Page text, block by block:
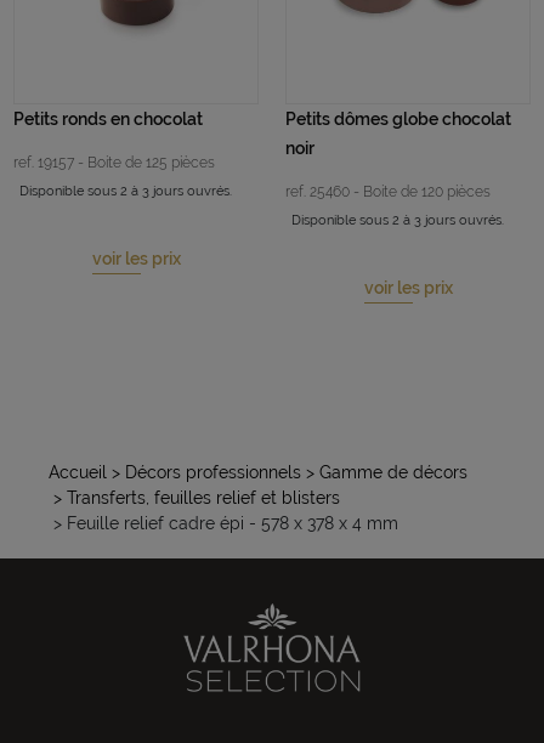
Petits ronds en chocolat
ref. 19157 - Boite de 125 pièces
Disponible sous 2 à 3 jours ouvrés.
voir les prix
Petits dômes globe chocolat
noir
ref. 25460 - Boite de 120 pièces
Disponible sous 2 à 3 jours ouvrés.
voir les prix
Accueil > Décors professionnels > Gamme de décors
> Transferts, feuilles relief et blisters
> Feuille relief cadre épi - 578 x 378 x 4 mm